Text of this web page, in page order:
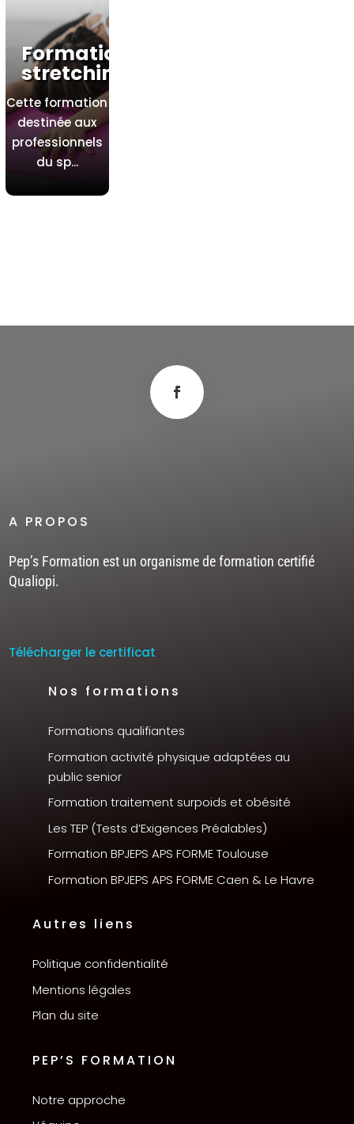
Formation
stretching
Cette formation
destinée aux
professionnels
du sp...
A PROPOS
Pep’s Formation est un organisme de formation certifié
Qualiopi.
Télécharger le certificat
Nos formations
Formations qualifiantes
Formation activité physique adaptées au
public senior
Formation traitement surpoids et obésité
Les TEP (Tests d’Exigences Préalables)
Formation BPJEPS APS FORME Toulouse
Formation BPJEPS APS FORME Caen & Le Havre
Autres liens
Politique confidentialité
Mentions légales
Plan du site
PEP’S FORMATION
Notre approche